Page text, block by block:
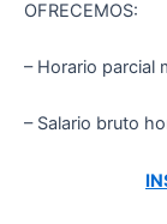
OFRECEMOS:
– Horario parcial
– Salario bruto